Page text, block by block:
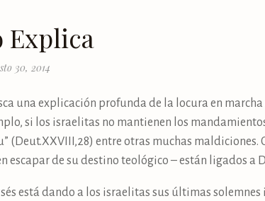
Explica
30, 2014
una explicación profunda de la locura en
si los israelitas no mantienen los
(Deut.XXVIII,28) entre otras muchas
escapar de su destino teológico – están ligados a
está dando a los israelitas sus últimas